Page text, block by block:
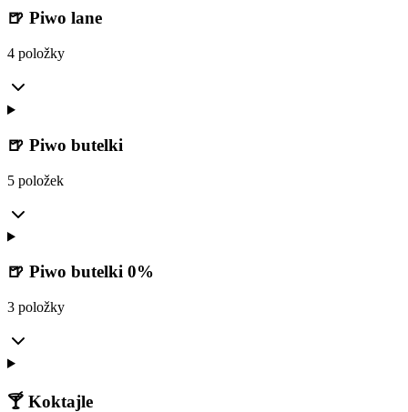
🍺 Piwo lane
4 položky
🍺 Piwo butelki
5 položek
🍺 Piwo butelki 0%
3 položky
🍸 Koktajle